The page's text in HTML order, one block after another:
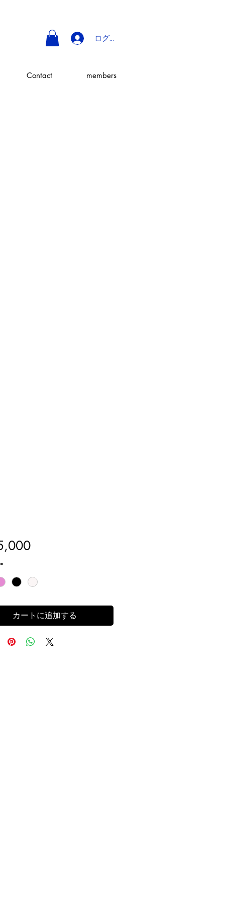
ログイン
Contact members
価
カートに追加する